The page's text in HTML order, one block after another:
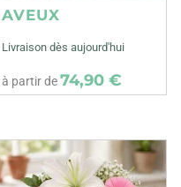
AVEUX
Livraison dès aujourd'hui
à partir de74,90 €